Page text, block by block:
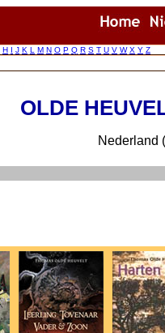
H I J K L M N O P Q R S T U V W X Y Z
OLDE
Nederland